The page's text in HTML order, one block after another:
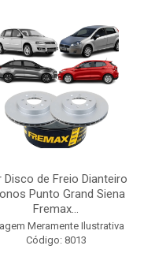
Disco de Freio Dianteiro
Punto Grand Siena
Fremax...
Meramente Ilustrativa
Código: 8013